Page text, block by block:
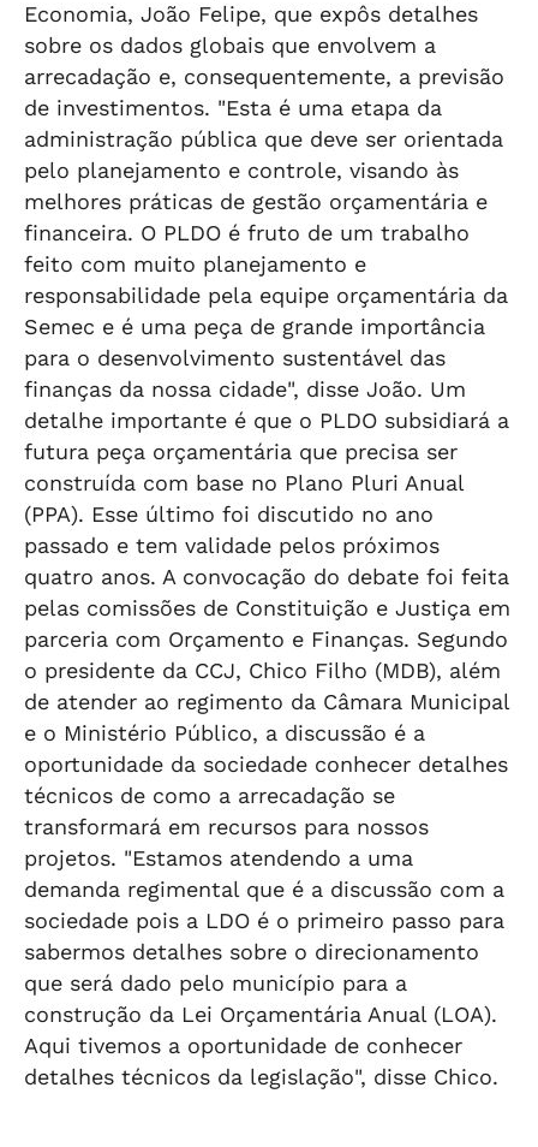
Economia, João Felipe, que expôs detalhes
sobre os dados globais que envolvem a
arrecadação e, consequentemente, a previsão
de investimentos. "Esta é uma etapa da
administração pública que deve ser orientada
pelo planejamento e controle, visando às
melhores práticas de gestão orçamentária e
financeira. O PLDO é fruto de um trabalho
feito com muito planejamento e
responsabilidade pela equipe orçamentária da
Semec e é uma peça de grande importância
para o desenvolvimento sustentável das
finanças da nossa cidade", disse João. Um
detalhe importante é que o PLDO subsidiará a
futura peça orçamentária que precisa ser
construída com base no Plano Pluri Anual
(PPA). Esse último foi discutido no ano
passado e tem validade pelos próximos
quatro anos. A convocação do debate foi feita
pelas comissões de Constituição e Justiça em
parceria com Orçamento e Finanças. Segundo
o presidente da CCJ, Chico Filho (MDB), além
de atender ao regimento da Câmara Municipal
e o Ministério Público, a discussão é a
oportunidade da sociedade conhecer detalhes
técnicos de como a arrecadação se
transformará em recursos para nossos
projetos. "Estamos atendendo a uma
demanda regimental que é a discussão com a
sociedade pois a LDO é o primeiro passo para
sabermos detalhes sobre o direcionamento
que será dado pelo município para a
construção da Lei Orçamentária Anual (LOA).
Aqui tivemos a oportunidade de conhecer
detalhes técnicos da legislação", disse Chico.